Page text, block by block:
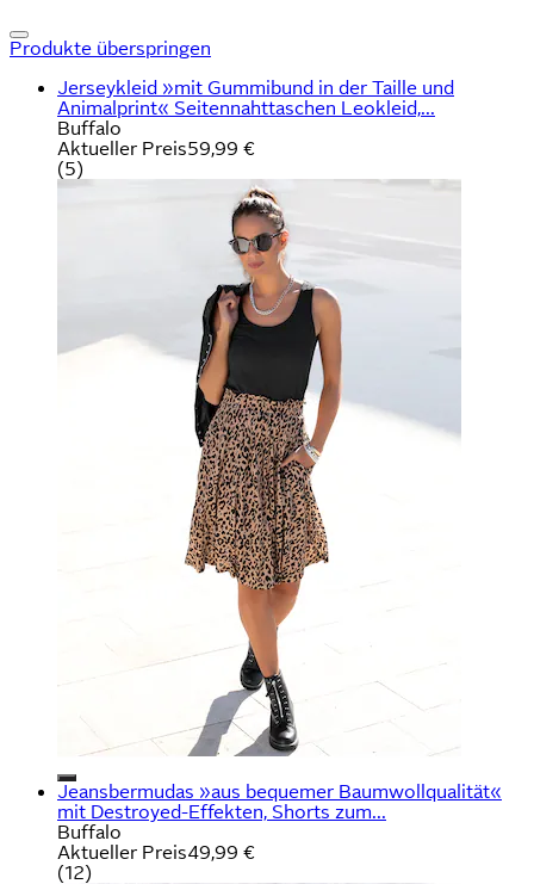
Produkte überspringen
Jerseykleid »mit Gummibund in der Taille und
Animalprint« Seitennahttaschen Leokleid,...
Buffalo
Aktueller Preis59,99 €
(5)
Jeansbermudas »aus bequemer Baumwollqualität«
mit Destroyed-Effekten, Shorts zum...
Buffalo
Aktueller Preis49,99 €
(12)